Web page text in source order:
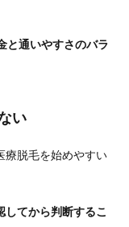
と通いやすさのバラ
い
療脱毛を始めやすい
してから判断するこ